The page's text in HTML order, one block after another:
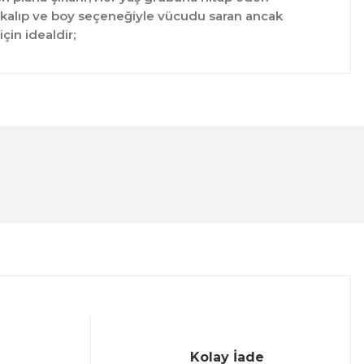
ve boy seçeneğiyle vücudu saran ancak
idealdir;
Kolay İade